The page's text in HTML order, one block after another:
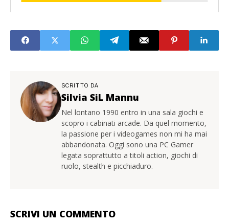
SCRITTO DA
Silvia SiL Mannu
Nel lontano 1990 entro in una sala giochi e
scopro i cabinati arcade. Da quel momento,
la passione per i videogames non mi ha mai
abbandonata. Oggi sono una PC Gamer
legata soprattutto a titoli action, giochi di
ruolo, stealth e picchiaduro.
SCRIVI UN COMMENTO